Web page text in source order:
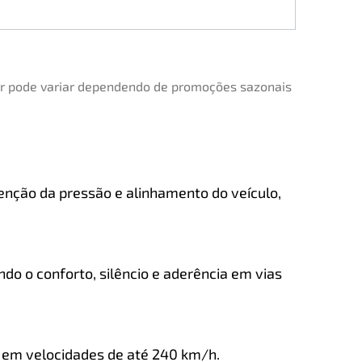
pode variar dependendo de promoções sazonais
da pressão e alinhamento do veículo,
o conforto, silêncio e aderência em vias
velocidades de até 240 km/h.